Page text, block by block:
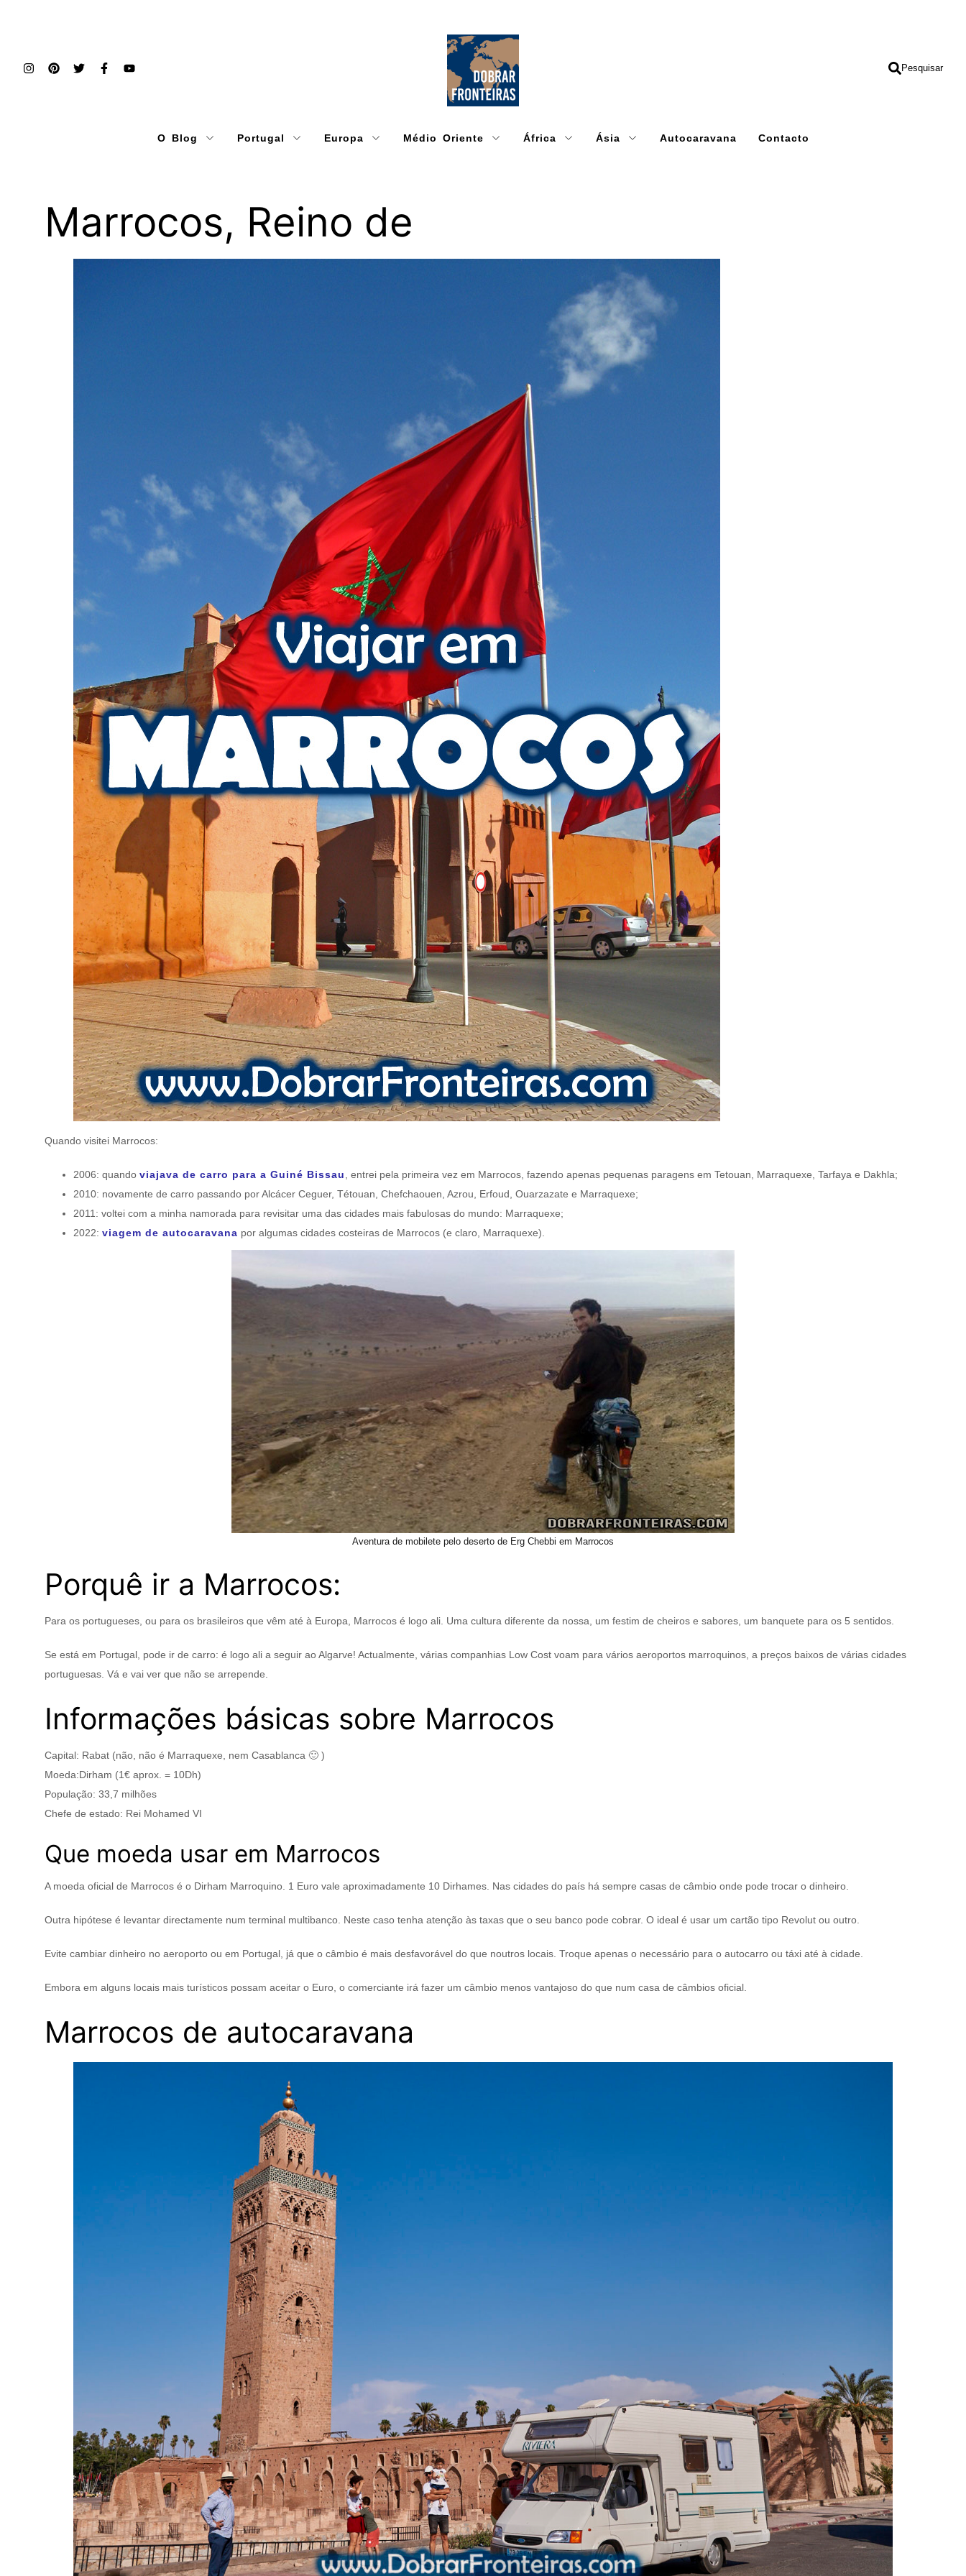
Pesquisar
O Blog Portugal Europa Médio Oriente África Ásia Autocaravana Contacto
Marrocos, Reino de
Quando visitei Marrocos:
2006: quando viajava de carro para a Guiné Bissau
, entrei pela primeira vez em Marrocos, fazendo apenas pequenas paragens em Tetouan, Marraquexe, Tarfaya e Dakhla;
2010: novamente de carro passando por Alcácer Ceguer, Tétouan, Chefchaouen, Azrou, Erfoud, Ouarzazate e Marraquexe;
2011: voltei com a minha namorada para revisitar uma das cidades mais fabulosas do mundo: Marraquexe;
2022: viagem de autocaravana por algumas cidades costeiras de Marrocos (e claro, Marraquexe).
Aventura de mobilete pelo deserto de Erg Chebbi em Marrocos
Porquê ir a Marrocos:
Para os portugueses, ou para os brasileiros que vêm até à Europa, Marrocos é logo ali. Uma cultura diferente da nossa, um festim de cheiros e sabores, um banquete para os 5 sentidos.
Se está em Portugal, pode ir de carro: é logo ali a seguir ao Algarve! Actualmente, várias companhias Low Cost voam para vários aeroportos marroquinos, a preços baixos de várias cidades
portuguesas. Vá e vai ver que não se arrepende.
Informações básicas sobre Marrocos
Capital: Rabat (não, não é Marraquexe, nem Casablanca 🙂 )
Moeda:Dirham (1€ aprox. = 10Dh)
População: 33,7 milhões
Chefe de estado: Rei Mohamed VI
Que moeda usar em Marrocos
A moeda oficial de Marrocos é o Dirham Marroquino. 1 Euro vale aproximadamente 10 Dirhames. Nas cidades do país há sempre casas de câmbio onde pode trocar o dinheiro.
Outra hipótese é levantar directamente num terminal multibanco. Neste caso tenha atenção às taxas que o seu banco pode cobrar. O ideal é usar um cartão tipo Revolut ou outro.
Evite cambiar dinheiro no aeroporto ou em Portugal, já que o câmbio é mais desfavorável do que noutros locais. Troque apenas o necessário para o autocarro ou táxi até à cidade.
Embora em alguns locais mais turísticos possam aceitar o Euro, o comerciante irá fazer um câmbio menos vantajoso do que num casa de câmbios oficial.
Marrocos de autocaravana